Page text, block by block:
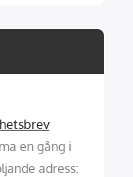
en gång i
adress: